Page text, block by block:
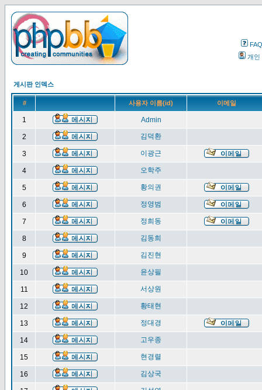
FAQ
개인
게시판 인덱스
# 사용자 이름(id) 이메일
1 Admin
2 김덕환
3 이광근
4 오학주
5 황의권
6 정영범
7 정희동
8 김동희
9 김진현
10 윤상필
11 서상원
12 황태현
13 정대경
14 고우종
15 현경렬
16 김상국